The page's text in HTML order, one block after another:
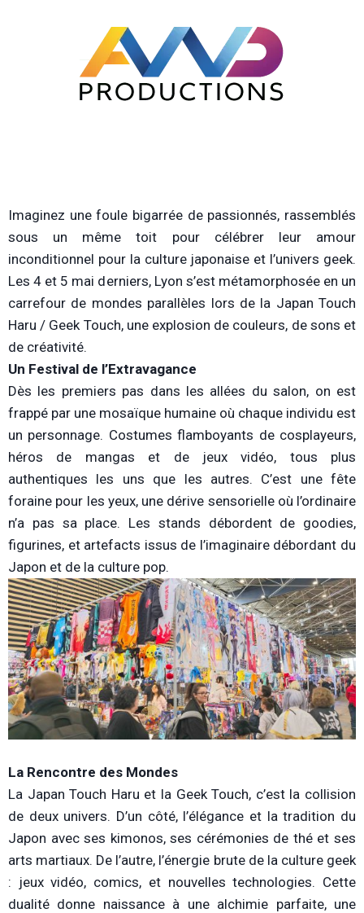
Imaginez une foule bigarrée de passionnés, rassemblés
sous un même toit pour célébrer leur amour
inconditionnel pour la culture japonaise et l’univers geek.
Les 4 et 5 mai derniers, Lyon s’est métamorphosée en un
carrefour de mondes parallèles lors de la Japan Touch
Haru / Geek Touch, une explosion de couleurs, de sons et
de créativité.
Un Festival de l’Extravagance
Dès les premiers pas dans les allées du salon, on est
frappé par une mosaïque humaine où chaque individu est
un personnage. Costumes flamboyants de cosplayeurs,
héros de mangas et de jeux vidéo, tous plus
authentiques les uns que les autres. C’est une fête
foraine pour les yeux, une dérive sensorielle où l’ordinaire
n’a pas sa place. Les stands débordent de goodies,
figurines, et artefacts issus de l’imaginaire débordant du
Japon et de la culture pop.
La Rencontre des Mondes
La Japan Touch Haru et la Geek Touch, c’est la collision
de deux univers. D’un côté, l’élégance et la tradition du
Japon avec ses kimonos, ses cérémonies de thé et ses
arts martiaux. De l’autre, l’énergie brute de la culture geek
: jeux vidéo, comics, et nouvelles technologies. Cette
dualité donne naissance à une alchimie parfaite, une